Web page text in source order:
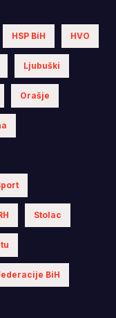
HSP BiH HVO
Ljubuški
Orašje
Stolac
BiH